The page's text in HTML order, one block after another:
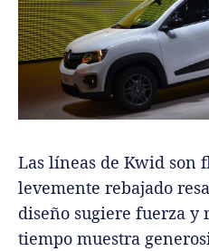
Las líneas de Kwid son
levemente rebajado
diseño sugiere fuerza y
tiempo muestra